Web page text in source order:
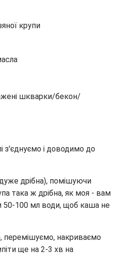
крупи
шкварки/бекон/
з'єднуємо і доводимо до
дрібна), помішуючи
така ж дрібна, як моя - вам
50-100 мл води, щоб каша не
перемішуємо, накриваємо
ще на 2-3 хв на